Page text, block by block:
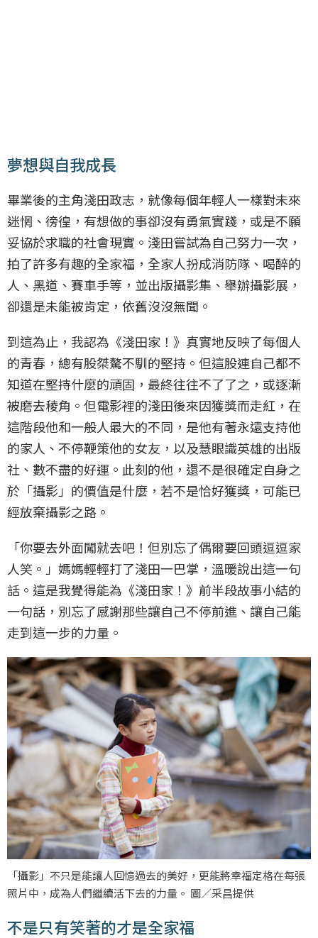
夢想與自我成長
畢業後的主角淺田政志，就像每個年輕人一樣對未來
迷惘、徬徨，有想做的事卻沒有勇氣實踐，或是不願
妥協於求職的社會現實。淺田嘗試為自己努力一次，
拍了許多有趣的全家福，全家人扮成消防隊、喝醉的
人、黑道、賽車手等，並出版攝影集、舉辦攝影展，
卻還是未能被肯定，依舊沒沒無聞。
到這為止，我認為《淺田家！》真實地反映了每個人
的青春，總有股桀驁不馴的堅持。但這股連自己都不
知道在堅持什麼的頑固，最終往往不了了之，或逐漸
被磨去稜角。但電影裡的淺田後來因獲獎而走紅，在
這階段他和一般人最大的不同，是他有著永遠支持他
的家人、不停鞭策他的女友，以及慧眼識英雄的出版
社、數不盡的好運。此刻的他，還不是很確定自身之
於「攝影」的價值是什麼，若不是恰好獲獎，可能已
經放棄攝影之路。
「你要去外面闖就去吧！但別忘了偶爾要回頭逗逗家
人笑。」媽媽輕輕打了淺田一巴掌，溫暖說出這一句
話。這是我覺得能為《淺田家！》前半段故事小結的
一句話，別忘了感謝那些讓自己不停前進、讓自己能
走到這一步的力量。
「攝影」不只是能讓人回憶過去的美好，更能將幸福定格在每張
照片中，成為人們繼續活下去的力量。 圖／采昌提供
不是只有笑著的才是全家福